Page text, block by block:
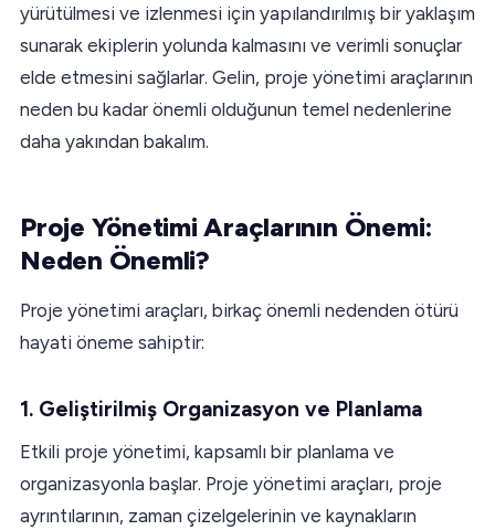
yürütülmesi ve izlenmesi için yapılandırılmış bir yaklaşım
sunarak ekiplerin yolunda kalmasını ve verimli sonuçlar
elde etmesini sağlarlar. Gelin, proje yönetimi araçlarının
neden bu kadar önemli olduğunun temel nedenlerine
daha yakından bakalım.
Proje Yönetimi Araçlarının Önemi:
Neden Önemli?
Proje yönetimi araçları, birkaç önemli nedenden ötürü
hayati öneme sahiptir:
1. Geliştirilmiş Organizasyon ve Planlama
Etkili proje yönetimi, kapsamlı bir planlama ve
organizasyonla başlar. Proje yönetimi araçları, proje
ayrıntılarının, zaman çizelgelerinin ve kaynakların